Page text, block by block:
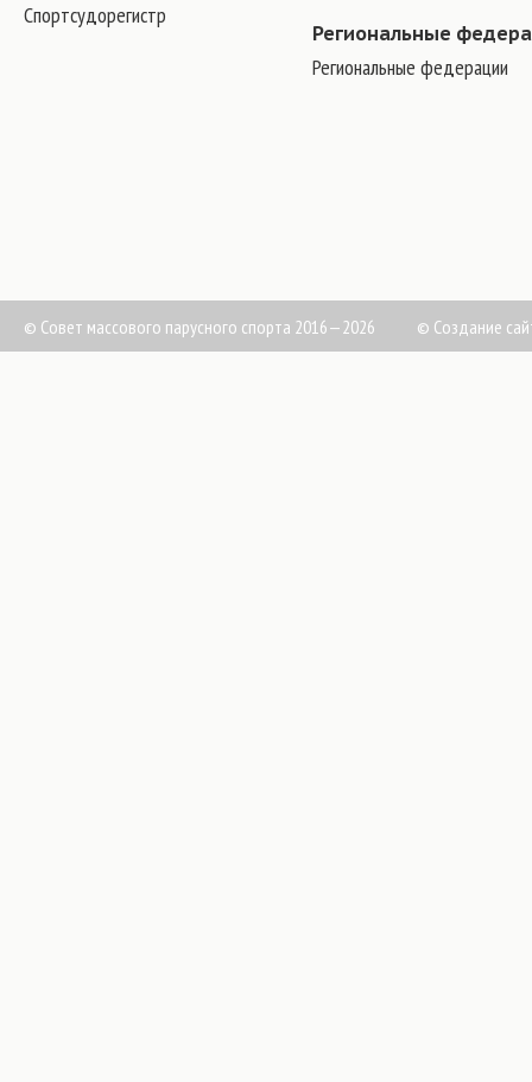
Спортсудорегистр
Региональные
Региональные федерации
© Совет массового парусного спорта 2016—2026 © Создание